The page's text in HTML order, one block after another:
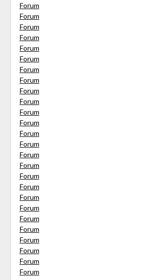
Forum
Forum
Forum
Forum
Forum
Forum
Forum
Forum
Forum
Forum
Forum
Forum
Forum
Forum
Forum
Forum
Forum
Forum
Forum
Forum
Forum
Forum
Forum
Forum
Forum
Forum